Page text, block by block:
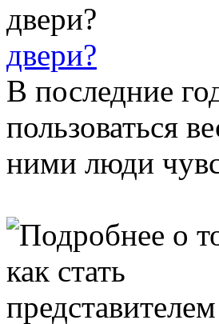
двери?
В последние
пользоваться
ними люди